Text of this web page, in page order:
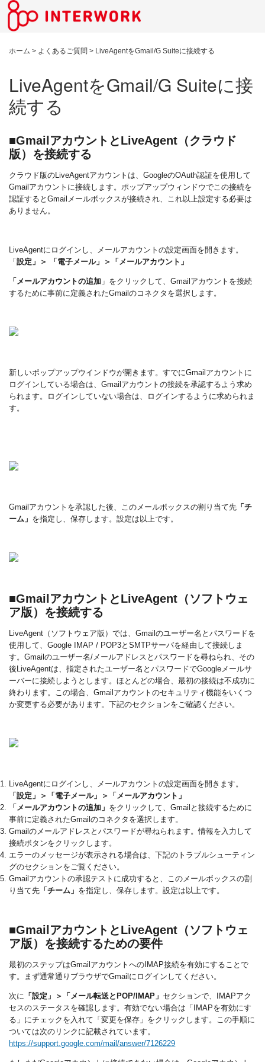
ホーム > よくあるご質問 > LiveAgentをGmail/G Suiteに接続する
LiveAgentをGmail/G Suiteに接
続する
■GmailアカウントとLiveAgent（クラウド
版）を接続する
クラウド版のLiveAgentアカウントは、GoogleのOAuth認証を使用して
Gmailアカウントに接続します。ポップアップウィンドウでこの接続を
認証するとGmailメールボックスが接続され、これ以上設定する必要は
ありません。
LiveAgentにログインし、メールアカウントの設定画面を開きます。
「設定」＞ 「電子メール」＞「メールアカウント」
「メールアカウントの追加 」をクリックして、Gmailアカウントを接続
するために事前に定義されたGmailのコネクタを選択します。
新しいポップアップウインドウが開きます。すでにGmailアカウントに
ログインしている場合は、Gmailアカウントの接続を承認するよう求め
られます。
ログインしていない場合は、ログインするように求められま
す。
Gmailアカウントを承認した後、 このメールボックスの割り当て先 「チ
ーム」 を指定し、保存します。設定は以上です。
■GmailアカウントとLiveAgent（ソフトウェ
ア版）を接続する
LiveAgent（ソフトウェア版）では、Gmailのユーザー名とパスワードを
使用して、Google IMAP / POP3とSMTPサーバを経由して接続しま
す。Gmailのユーザー名/メールアドレスとパスワードを尋ねられ、その
後 LiveAgentは、指定されたユーザー名とパスワードでGoogleメールサ
ーバーに接続しようとします。ほとんどの場合、最初の接続は不成功に
終わります。この場合、Gmailアカウントのセキュリティ機能をいくつ
か変更する必要があります。下記のセクションをご確認ください。
LiveAgentにログインし、メールアカウントの設定画面を開きます。
「設定」＞「電子メール」＞「メールアカウント」
「メールアカウントの追加」 をクリックして、Gmailと接続するために
事前に定義されたGmailのコネクタを選択します。
Gmailのメールアドレスとパスワードが尋ねられます。情報を入力して
接続ボタンをクリックします。
エラーのメッセージが表示される場合は、下記のトラブルシューティン
グのセクションをご覧ください。
Gmailアカウントの承認テストに成功すると、このメールボックスの割
り当て先 「チーム」 を指定し、保存します。設定は以上です。
■GmailアカウントとLiveAgent（ソフトウェ
ア版）を接続するための要件
最初のステップはGmailアカウントへのIMAP接続を有効にすることで
す。まず通常通りブラウザでGmailにログインしてください。
次に 「設定」＞「メール転送とPOP/IMAP」 セクションで、IMAPアク
セスのステータスを確認します。有効でない場合は「IMAPを有効にす
る」にチェックを入れて「変更を保存」をクリックします。この手順に
ついては次のリンクに記載されています。
https://support.google.com/mail/answer/7126229